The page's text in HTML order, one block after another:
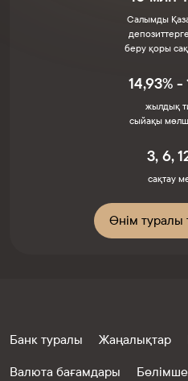
Салымды
беру қоры
14,93% -
жылдық
сыйақы
3, 6,
сақтау
Өнім туралы
Банк туралы Жаңалықтар
Валюта бағамдары